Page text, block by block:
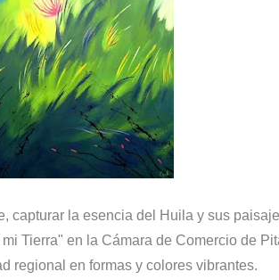
capturar la esencia del Huila y sus
Tierra" en la Cámara de Comercio de
regional en formas y colores vibrantes.